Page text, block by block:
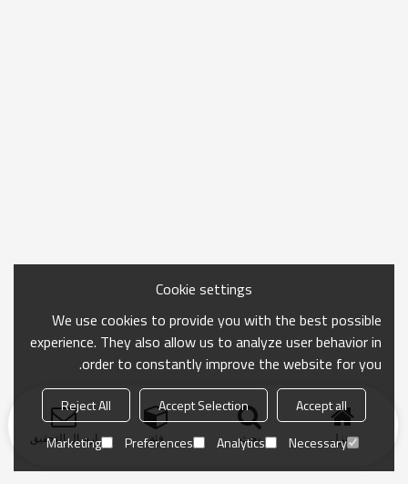
منزل بحث فئة ارسال التحقيق
Cookie settings
We use cookies to provide you with the best possible
experience. They also allow us to analyze user behavior in
order to constantly improve the website for you.
Accept all
Accept Selection
Reject All
Necessary
Analytics
Preferences
Marketing